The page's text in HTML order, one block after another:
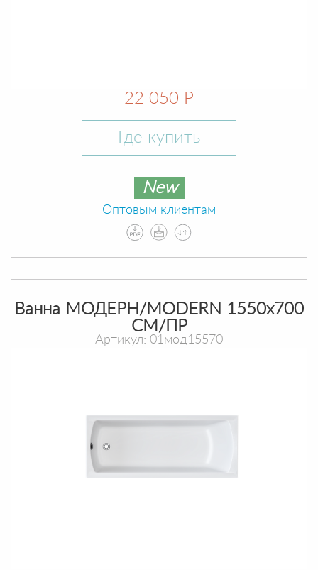
22 050 Р
Где купить
New
Оптовым клиентам
Ванна МОДЕРН/MODERN 1550х700
СМ/ПР
Артикул: 01мод15570